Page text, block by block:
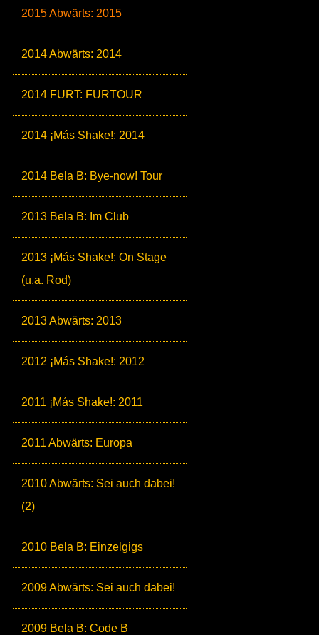
2015 Abwärts: 2015
2014 Abwärts: 2014
2014 FURT: FURTOUR
2014 ¡Más Shake!: 2014
2014 Bela B: Bye-now! Tour
2013 Bela B: Im Club
2013 ¡Más Shake!: On Stage
(u.a. Rod)
2013 Abwärts: 2013
2012 ¡Más Shake!: 2012
2011 ¡Más Shake!: 2011
2011 Abwärts: Europa
2010 Abwärts: Sei auch dabei!
(2)
2010 Bela B: Einzelgigs
2009 Abwärts: Sei auch dabei!
2009 Bela B: Code B